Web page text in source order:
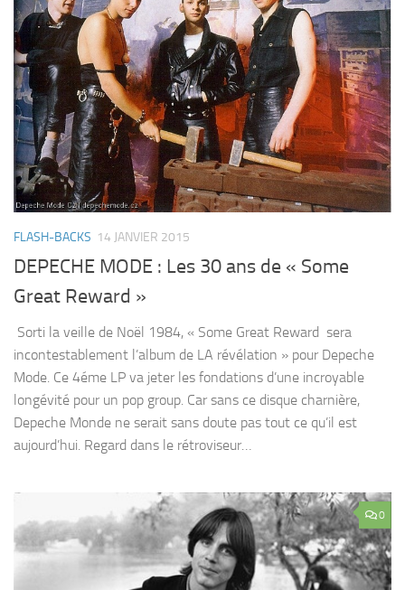
FLASH-BACKS 14 JANVIER 2015
DEPECHE MODE : Les 30 ans de « Some
Great Reward »
Sorti la veille de Noël 1984, « Some Great Reward sera
incontestablement l’album de LA révélation » pour Depeche
Mode. Ce 4éme LP va jeter les fondations d’une incroyable
longévité pour un pop group. Car sans ce disque charnière,
Depeche Monde ne serait sans doute pas tout ce qu’il est
aujourd’hui. Regard dans le rétroviseur…
0